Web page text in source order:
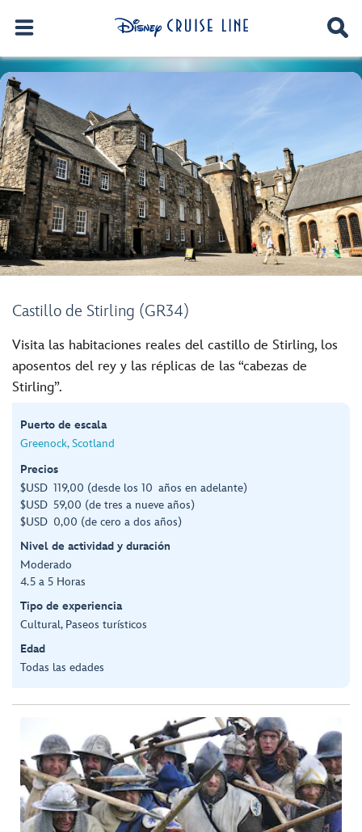
Castillo de Stirling (GR34)
Visita las habitaciones reales del castillo de Stirling, los
aposentos del rey y las réplicas de las “cabezas de
Stirling”.
Puerto de escala
Greenock, Scotland
Precios
$USD 119,00 (desde los 10 años en adelante)
$USD 59,00 (de tres a nueve años)
$USD 0,00 (de cero a dos años)
Nivel de actividad y duración
Moderado
4.5 a 5 Horas
Tipo de experiencia
Cultural, Paseos turísticos
Edad
Todas las edades